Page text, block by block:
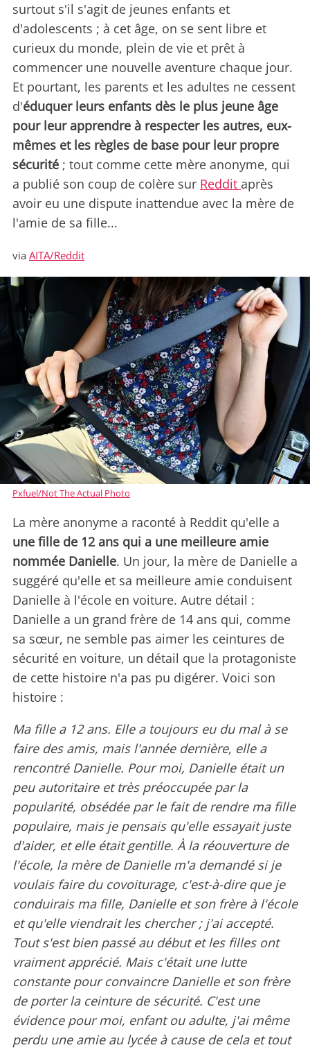
surtout s'il s'agit de jeunes enfants et
d'adolescents ; à cet âge, on se sent libre et
curieux du monde, plein de vie et prêt à
commencer une nouvelle aventure chaque jour.
Et pourtant, les parents et les adultes ne cessent
d'éduquer leurs enfants dès le plus jeune âge
pour leur apprendre à respecter les autres, eux-
mêmes et les règles de base pour leur propre
sécurité ; tout comme cette mère anonyme, qui
a publié son coup de colère sur Reddit après
avoir eu une dispute inattendue avec la mère de
l'amie de sa fille...
via AITA/Reddit
Pxfuel/Not The Actual Photo
La mère anonyme a raconté à Reddit qu'elle a
une fille de 12 ans qui a une meilleure amie
nommée Danielle. Un jour, la mère de Danielle a
suggéré qu'elle et sa meilleure amie conduisent
Danielle à l'école en voiture. Autre détail :
Danielle a un grand frère de 14 ans qui, comme
sa sœur, ne semble pas aimer les ceintures de
sécurité en voiture, un détail que la protagoniste
de cette histoire n'a pas pu digérer. Voici son
histoire :
Ma fille a 12 ans. Elle a toujours eu du mal à se
faire des amis, mais l'année dernière, elle a
rencontré Danielle. Pour moi, Danielle était un
peu autoritaire et très préoccupée par la
popularité, obsédée par le fait de rendre ma fille
populaire, mais je pensais qu'elle essayait juste
d'aider, et elle était gentille. À la réouverture de
l'école, la mère de Danielle m'a demandé si je
voulais faire du covoiturage, c'est-à-dire que je
conduirais ma fille, Danielle et son frère à l'école
et qu'elle viendrait les chercher ; j'ai accepté.
Tout s'est bien passé au début et les filles ont
vraiment apprécié. Mais c'était une lutte
constante pour convaincre Danielle et son frère
de porter la ceinture de sécurité. C'est une
évidence pour moi, enfant ou adulte, j'ai même
perdu une amie au lycée à cause de cela et tout